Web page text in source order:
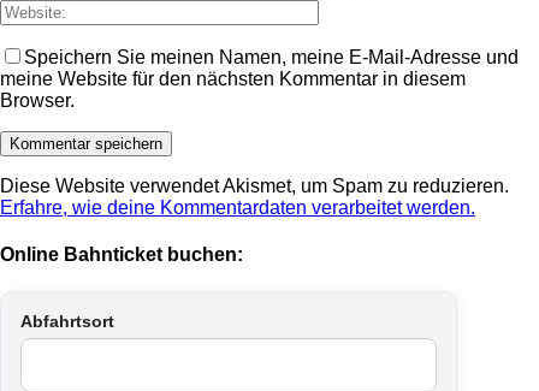
Speichern Sie meinen Namen, meine E-Mail-Adresse und
meine Website für den nächsten Kommentar in diesem
Browser.
Diese Website verwendet Akismet, um Spam zu reduzieren.
Erfahre, wie deine Kommentardaten verarbeitet werden.
Online Bahnticket buchen:
Abfahrtsort